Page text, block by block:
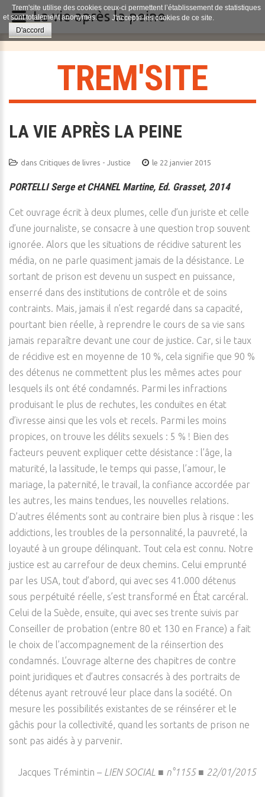
TREM'SITE
LA VIE APRÈS LA PEINE
dans Critiques de livres - Justice le 22 janvier 2015
PORTELLI Serge et CHANEL Martine, Ed. Grasset, 2014
Cet ouvrage écrit à deux plumes, celle d’un juriste et celle
d’une journaliste, se consacre à une question trop souvent
ignorée. Alors que les situations de récidive saturent les
média, on ne parle quasiment jamais de la désistance. Le
sortant de prison est devenu un suspect en puissance,
enserré dans des institutions de contrôle et de soins
contraints. Mais, jamais il n’est regardé dans sa capacité,
pourtant bien réelle, à reprendre le cours de sa vie sans
jamais reparaître devant une cour de justice. Car, si le taux
de récidive est en moyenne de 10 %, cela signifie que 90 %
des détenus ne commettent plus les mêmes actes pour
lesquels ils ont été condamnés. Parmi les infractions
produisant le plus de rechutes, les conduites en état
d’ivresse ainsi que les vols et recels. Parmi les moins
propices, on trouve les délits sexuels : 5 % ! Bien des
facteurs peuvent expliquer cette désistance : l’âge, la
maturité, la lassitude, le temps qui passe, l’amour, le
mariage, la paternité, le travail, la confiance accordée par
les autres, les mains tendues, les nouvelles relations.
D’autres éléments sont au contraire bien plus à risque : les
addictions, les troubles de la personnalité, la pauvreté, la
loyauté à un groupe délinquant. Tout cela est connu. Notre
justice est au carrefour de deux chemins. Celui emprunté
par les USA, tout d’abord, qui avec ses 41.000 détenus
sous perpétuité réelle, s’est transformé en État carcéral.
Celui de la Suède, ensuite, qui avec ses trente suivis par
Conseiller de probation (entre 80 et 130 en France) a fait
le choix de l’accompagnement de la réinsertion des
condamnés. L’ouvrage alterne des chapitres de contre
point juridiques et d’autres consacrés à des portraits de
détenus ayant retrouvé leur place dans la société. On
mesure les possibilités existantes de se réinsérer et le
gâchis pour la collectivité, quand les sortants de prison ne
sont pas aidés à y parvenir.
Jacques Trémintin – LIEN SOCIAL ■ n°1155 ■ 22/01/2015
Trem'site utilise des cookies ceux-ci permettent l’établissement de statistiques
et sont totalement anonymes.
J'accepte les cookies de ce site.
D'accord
La vie après la peine